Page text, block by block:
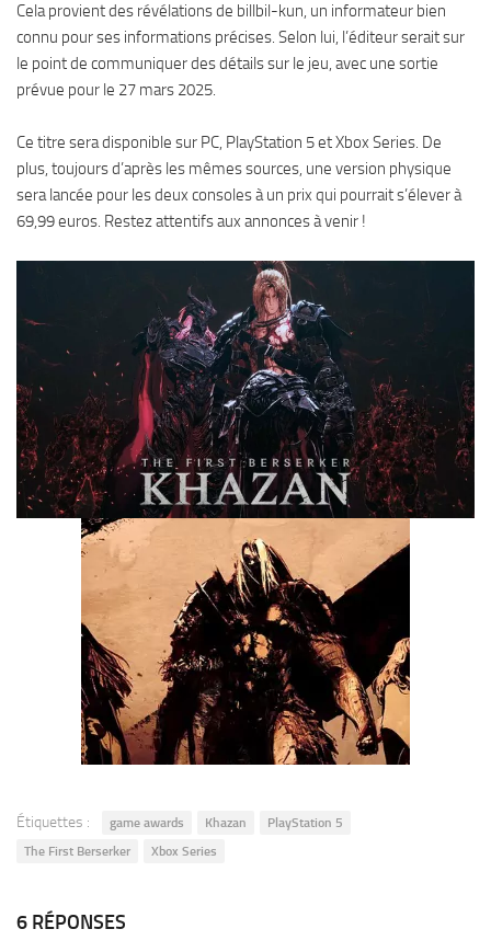
Cela provient des révélations de billbil-kun, un informateur bien
connu pour ses informations précises. Selon lui, l’éditeur serait sur
le point de communiquer des détails sur le jeu, avec une sortie
prévue pour le 27 mars 2025.
Ce titre sera disponible sur PC, PlayStation 5 et Xbox Series. De
plus, toujours d’après les mêmes sources, une version physique
sera lancée pour les deux consoles à un prix qui pourrait s’élever à
69,99 euros. Restez attentifs aux annonces à venir !
Étiquettes : game awards Khazan
PlayStation 5
The First Berserker
Xbox Series
6 RÉPONSES